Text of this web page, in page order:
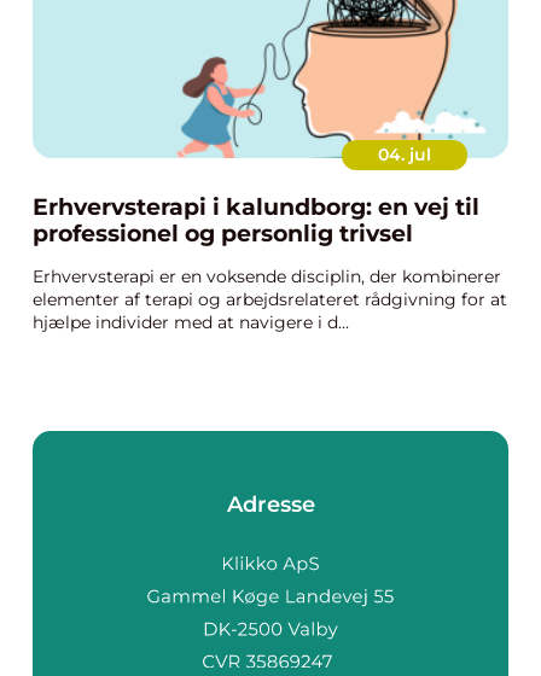
04. jul
Erhvervsterapi i kalundborg: en vej til
professionel og personlig trivsel
Erhvervsterapi er en voksende disciplin, der kombinerer
elementer af terapi og arbejdsrelateret rådgivning for at
hjælpe individer med at navigere i d...
Adresse